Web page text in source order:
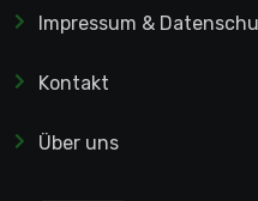
Impressum &
Kontakt
Über uns